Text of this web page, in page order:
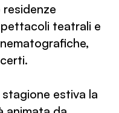
teatrali e
estiva la